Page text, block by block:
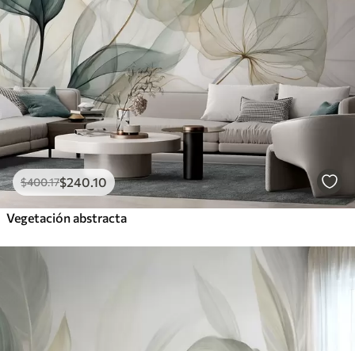
$400.17$240 .10
Vegetación abstracta